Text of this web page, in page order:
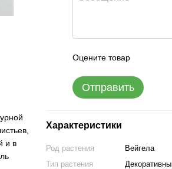
и в
Оцените товар
Отправить
Характеристики
Род растения
Вейгела
Тип растения